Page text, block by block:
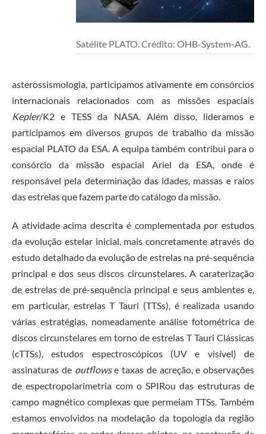
Satélite PLATO. Crédito: OHB-System-AG.
asterossismologia, participamos ativamente em consórcios
internacionais relacionados com as missões espaciais
Kepler/K2 e TESS da NASA. Além disso, lideramos e
participamos em diversos grupos de trabalho da missão
espacial PLATO da ESA. A equipa também contribui para o
consórcio da missão espacial Ariel da ESA, onde é
responsável pela determinação das idades, massas e raios
das estrelas que fazem parte do catálogo da missão.
A atividade acima descrita é complementada por estudos
da evolução estelar inicial, mais concretamente através do
estudo detalhado da evolução de estrelas na pré-sequência
principal e dos seus discos circunstelares. A caraterização
de estrelas de pré-sequência principal e seus ambientes e,
em particular, estrelas T Tauri (TTSs), é realizada usando
várias estratégias, nomeadamente análise fotométrica de
discos circunstelares em torno de estrelas T Tauri Clássicas
(cTTSs), estudos espectroscópicos (UV e visível) de
assinaturas de outflowse taxas de acreção, e observações
de espectropolarimetria com o SPIRou das estruturas de
campo magnético complexas que permeiam TTSs. Também
estamos envolvidos na modelação da topologia da região